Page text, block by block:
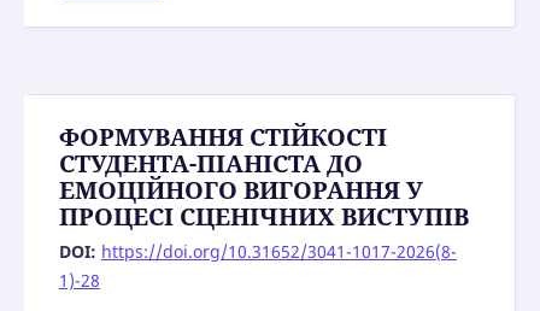
ФОРМУВАННЯ СТІЙКОСТІ
СТУДЕНТА-ПІАНІСТА ДО
ЕМОЦІЙНОГО ВИГОРАННЯ У
ПРОЦЕСІ СЦЕНІЧНИХ ВИСТУПІВ
DOI: https://doi.org/10.31652/3041-1017-2026(8-
1)-28